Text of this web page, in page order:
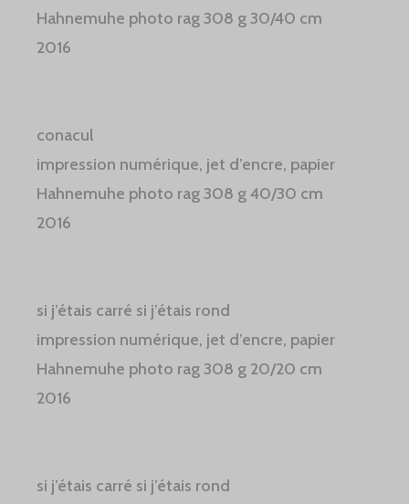
Hahnemuhe photo rag 308 g 30/40 cm
2016
conacul
impression numérique, jet d’encre, papier
Hahnemuhe photo rag 308 g 40/30 cm
2016
si j’étais carré si j’étais rond
impression numérique, jet d’encre, papier
Hahnemuhe photo rag 308 g 20/20 cm
2016
si j’étais carré si j’étais rond